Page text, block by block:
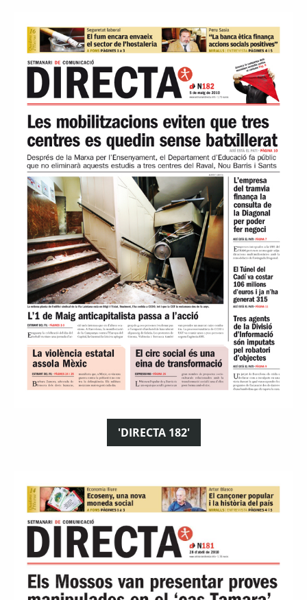
'DIRECTA 182'